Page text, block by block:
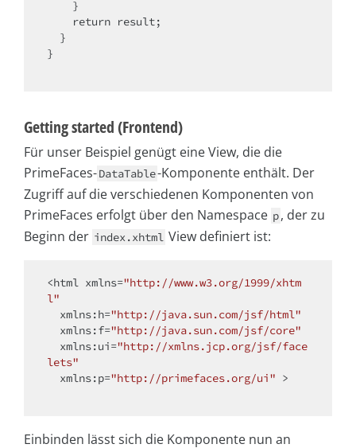
return result;
}
Getting started (Frontend)
Für unser Beispiel genügt eine View, die die
PrimeFaces-DataTable-Komponente enthält. Der
Zugriff auf die verschiedenen Komponenten von
PrimeFaces erfolgt über den Namespace p, der zu
Beginn der index.xhtml View definiert ist:
<html xmlns="http://www.w3.org/1999/xhtm
l"
  xmlns:h=
"http://java.sun.com/jsf/html"
  xmlns:f=
"http://java.sun.com/jsf/core"
  xmlns:ui=
"http://xmlns.jcp.org/jsf/face
lets"
  xmlns:p=
"http://primefaces.org/ui" >
Einbinden lässt sich die Komponente nun an